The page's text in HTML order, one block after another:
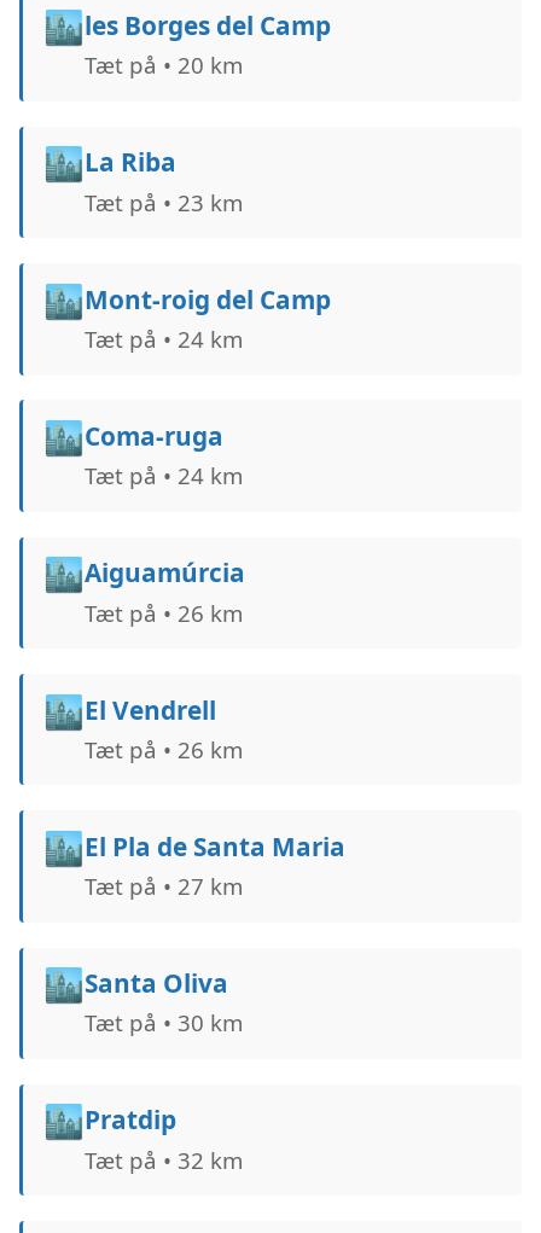
🏙️les Borges del Camp
Tæt på • 20 km
🏙️La Riba
Tæt på • 23 km
🏙️Mont-roig del Camp
Tæt på • 24 km
🏙️Coma-ruga
Tæt på • 24 km
🏙️Aiguamúrcia
Tæt på • 26 km
🏙️El Vendrell
Tæt på • 26 km
🏙️El Pla de Santa Maria
Tæt på • 27 km
🏙️Santa Oliva
Tæt på • 30 km
🏙️Pratdip
Tæt på • 32 km